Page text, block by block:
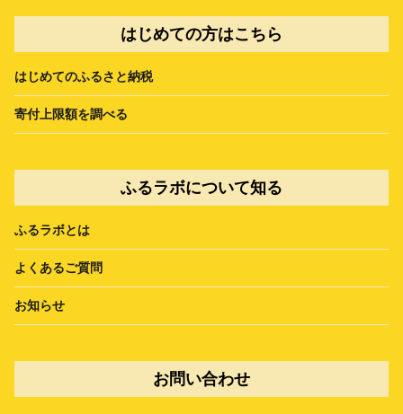
はじめての方はこちら
はじめてのふるさと納税
寄付上限額を調べる
ふるラボについて知る
ふるラボとは
よくあるご質問
お知らせ
お問い合わせ